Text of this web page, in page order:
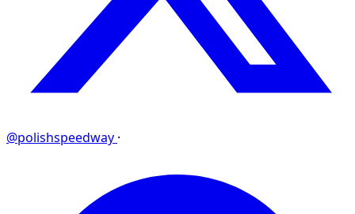
@polishspeedway ·